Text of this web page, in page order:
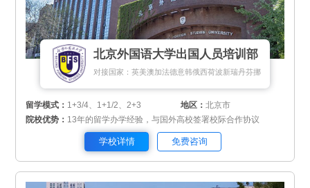
北京外国语大学出国人员培训部
对接国家：英美澳加法德意韩俄西荷波新瑞丹芬挪
留学模式： 1+3/4、1+1/2、2+3 地区：北京市
院校优势： 13年的留学办学经验，与国外高校签署校际合作协议
学校详情 免费咨询